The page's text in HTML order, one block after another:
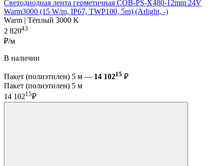
Светодиодная лента герметичная COB-PS-X480-12mm 24V
Warm3000 (15 W/m, IP67, TWP100, 5m) (Arlight, -)
Warm | Тёплый 3000 K
2 82043
₽/м
В наличии
Пакет (полиэтилен) 5 м — 14 10215 ₽
Пакет (полиэтилен) 5 м
14 10215₽